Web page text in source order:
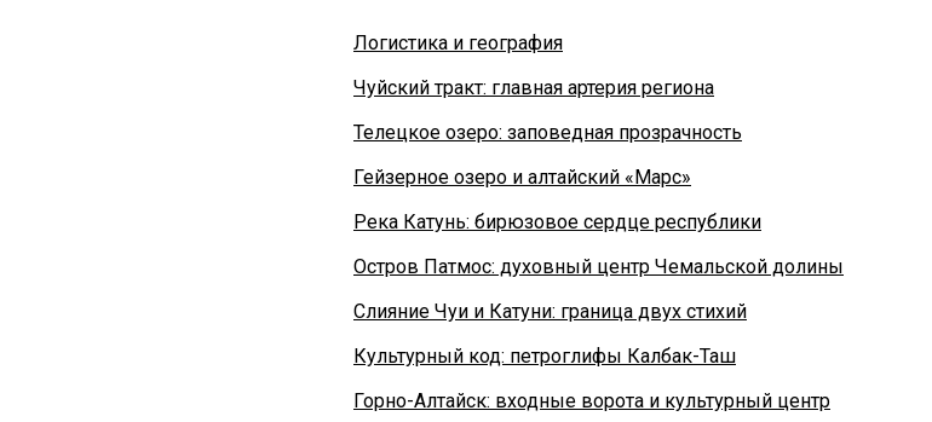
Логистика и география
Чуйский тракт: главная артерия региона
Телецкое озеро: заповедная прозрачность
Гейзерное озеро и алтайский «Марс»
Река Катунь: бирюзовое сердце республики
Остров Патмос: духовный центр Чемальской долины
Слияние Чуи и Катуни: граница двух стихий
Культурный код: петроглифы Калбак-Таш
Горно-Алтайск: входные ворота и культурный центр